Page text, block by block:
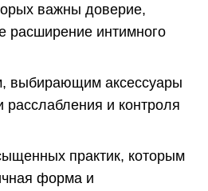
важны доверие,
расширение интимного
выбирающим аксессуары
расслабления и контроля
практик, которым
форма и